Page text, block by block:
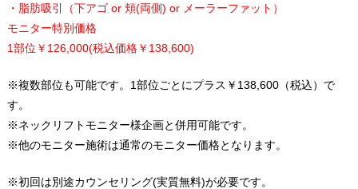
・脂肪吸引（下アゴ or 頬(両側) or メーラーファット）
モニター特別価格
1部位￥126,000(税込価格￥138,600)
※複数部位も可能です。1部位ごとにプラス￥138,600（税込）で
す。
※ネックリフトモニター様企画と併用可能です。
※他のモニター施術は通常のモニター価格となります。
※初回は別途カウンセリング(実質無料)が必要です。